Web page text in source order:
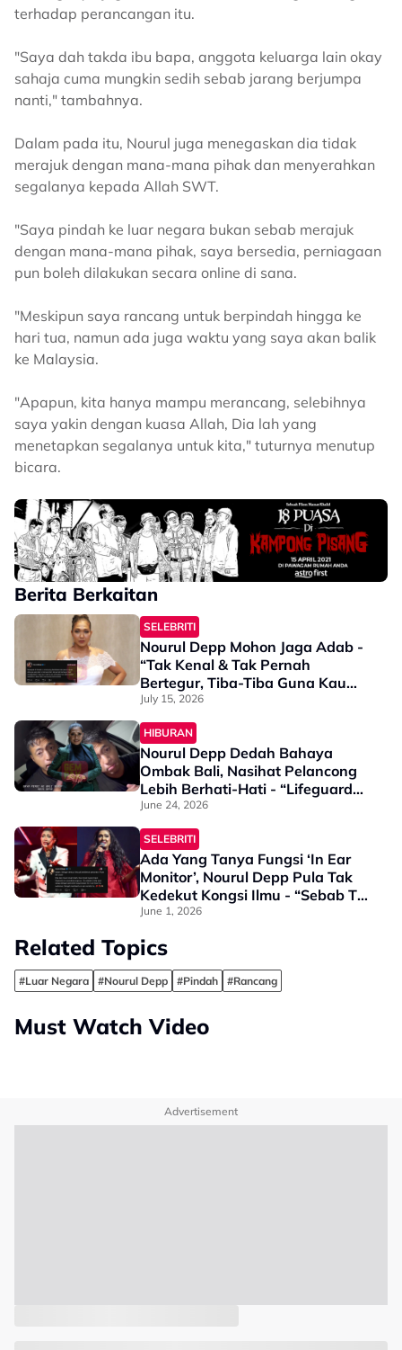
terhadap perancangan itu.
"Saya dah takda ibu bapa, anggota keluarga lain okay
sahaja cuma mungkin sedih sebab jarang berjumpa
nanti," tambahnya.
Dalam pada itu, Nourul juga menegaskan dia tidak
merajuk dengan mana-mana pihak dan menyerahkan
segalanya kepada Allah SWT.
"Saya pindah ke luar negara bukan sebab merajuk
dengan mana-mana pihak, saya bersedia, perniagaan
pun boleh dilakukan secara online di sana.
"Meskipun saya rancang untuk berpindah hingga ke
hari tua, namun ada juga waktu yang saya akan balik
ke Malaysia.
"Apapun, kita hanya mampu merancang, selebihnya
saya yakin dengan kuasa Allah, Dia lah yang
menetapkan segalanya untuk kita," tuturnya menutup
bicara.
Berita Berkaitan
SELEBRITI
Nourul Depp Mohon Jaga Adab -
“Tak Kenal & Tak Pernah
Bertegur, Tiba-Tiba Guna Kau
Aku”
July 15, 2026
HIBURAN
Nourul Depp Dedah Bahaya
Ombak Bali, Nasihat Pelancong
Lebih Berhati-Hati - “Lifeguard
Hanya Akan Ada Pada…”
June 24, 2026
SELEBRITI
Ada Yang Tanya Fungsi ‘In Ear
Monitor’, Nourul Depp Pula Tak
Kedekut Kongsi Ilmu - “Sebab Tu
Bila Cakap Dengan Penonton
June 1, 2026
Related Topics
#Luar Negara #Nourul Depp #Pindah #Rancang
Must Watch Video
Advertisement